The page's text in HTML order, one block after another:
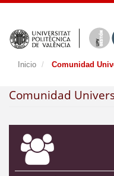
Inicio Comunidad
Comunidad